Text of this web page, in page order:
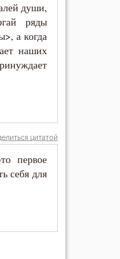
души,
ряды
а когда
наших
цитатой
первое
себя для